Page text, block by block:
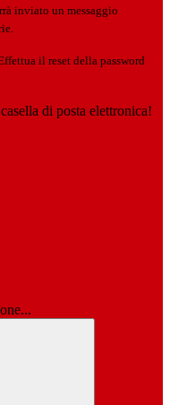
inviato un messaggio
il reset della password
di posta elettronica!